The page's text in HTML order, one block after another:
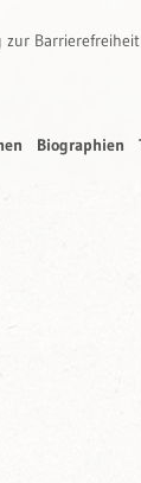
zur Barrierefreiheit
Biographien